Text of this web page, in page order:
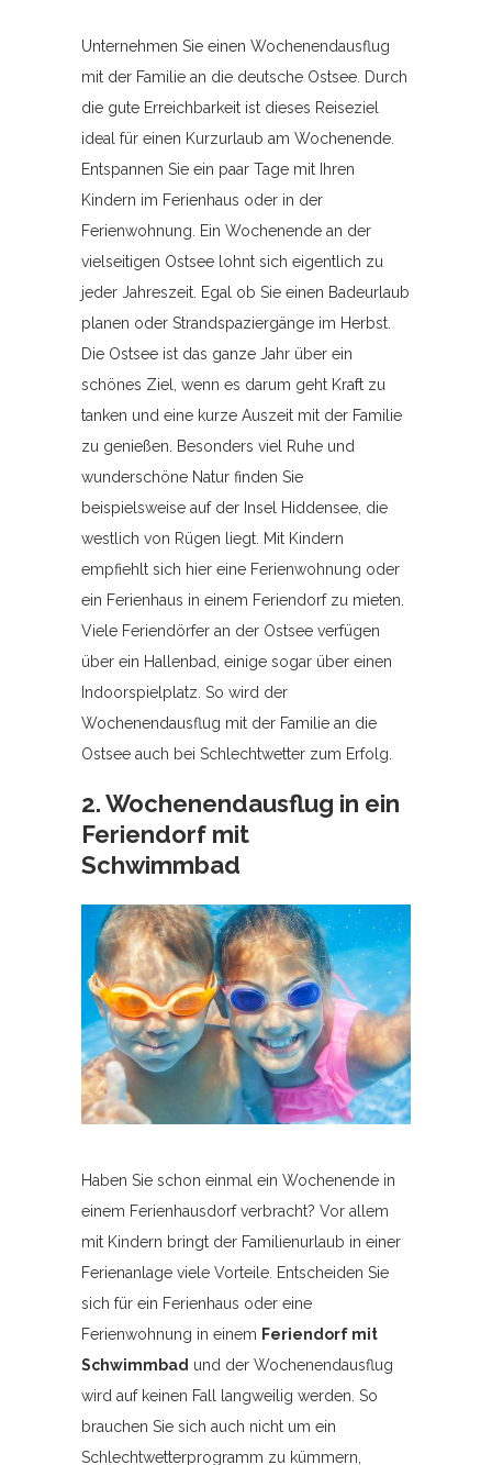
Unternehmen Sie einen Wochenendausflug
mit der Familie an die deutsche Ostsee. Durch
die gute Erreichbarkeit ist dieses Reiseziel
ideal für einen Kurzurlaub am Wochenende.
Entspannen Sie ein paar Tage mit Ihren
Kindern im Ferienhaus oder in der
Ferienwohnung. Ein Wochenende an der
vielseitigen Ostsee lohnt sich eigentlich zu
jeder Jahreszeit. Egal ob Sie einen Badeurlaub
planen oder Strandspaziergänge im Herbst.
Die Ostsee ist das ganze Jahr über ein
schönes Ziel, wenn es darum geht Kraft zu
tanken und eine kurze Auszeit mit der Familie
zu genießen. Besonders viel Ruhe und
wunderschöne Natur finden Sie
beispielsweise auf der Insel Hiddensee, die
westlich von Rügen liegt. Mit Kindern
empfiehlt sich hier eine Ferienwohnung oder
ein Ferienhaus in einem Feriendorf zu mieten.
Viele Feriendörfer an der Ostsee verfügen
über ein Hallenbad, einige sogar über einen
Indoorspielplatz. So wird der
Wochenendausflug mit der Familie an die
Ostsee auch bei Schlechtwetter zum Erfolg.
2. Wochenendausflug in ein
Feriendorf mit
Schwimmbad
Haben Sie schon einmal ein Wochenende in
einem Ferienhausdorf verbracht? Vor allem
mit Kindern bringt der Familienurlaub in einer
Ferienanlage viele Vorteile. Entscheiden Sie
sich für ein Ferienhaus oder eine
Ferienwohnung in einem Feriendorf mit
Schwimmbad und der Wochenendausflug
wird auf keinen Fall langweilig werden. So
brauchen Sie sich auch nicht um ein
Schlechtwetterprogramm zu kümmern,